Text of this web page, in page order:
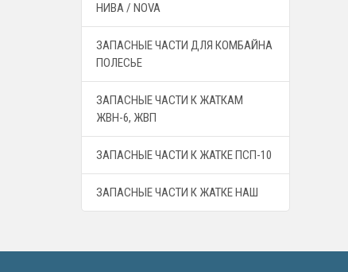
НИВА / NOVA
ЗАПАСНЫЕ ЧАСТИ ДЛЯ КОМБАЙНА
ПОЛЕСЬЕ
ЗАПАСНЫЕ ЧАСТИ К ЖАТКАМ
ЖВН-6, ЖВП
ЗАПАСНЫЕ ЧАСТИ К ЖАТКЕ ПСП-10
ЗАПАСНЫЕ ЧАСТИ К ЖАТКЕ НАШ